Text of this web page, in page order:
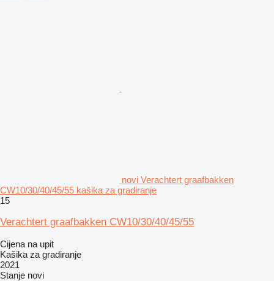
novi Verachtert graafbakken
CW10/30/40/45/55 kašika za gradiranje
15
Verachtert graafbakken CW10/30/40/45/55
Cijena na upit
Kašika za gradiranje
2021
Stanje novi